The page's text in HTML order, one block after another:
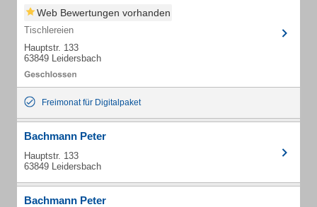
Web Bewertungen vorhanden
Tischlereien
Hauptstr. 133
63849 Leidersbach
Freimonat für Digitalpaket
Bachmann Peter
Hauptstr. 133
63849 Leidersbach
Bachmann Peter